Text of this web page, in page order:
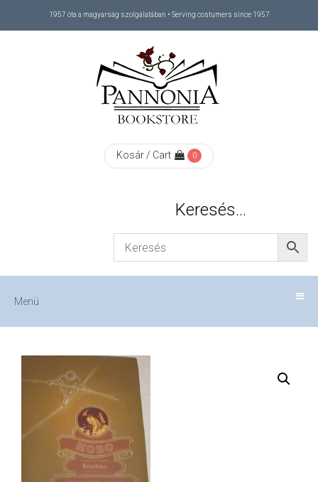
1957 óta a magyarság szolgálatában • Serving costumers since 1957
Kosár / Cart 0
Keresés…
Menü
SHOP
KAPCSOLAT